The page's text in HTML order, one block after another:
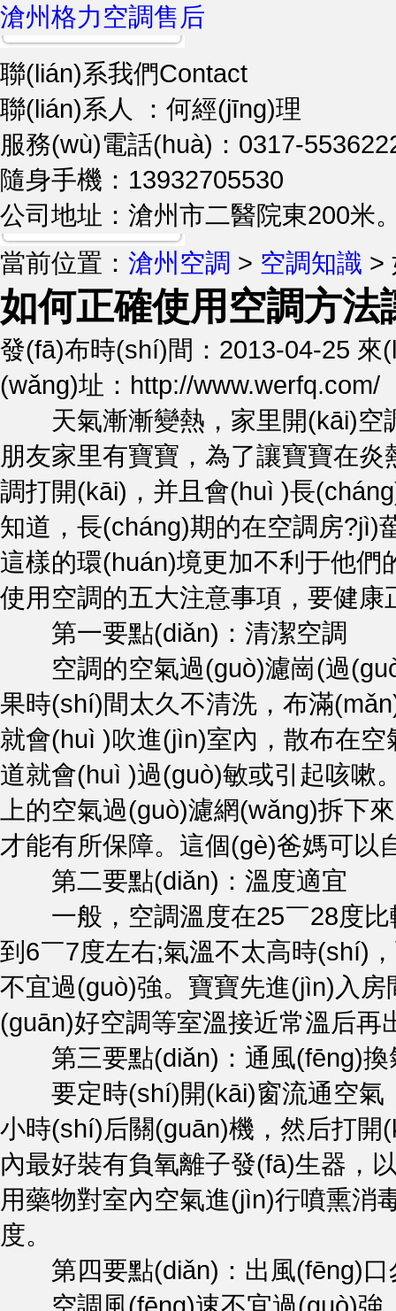
滄州格力空調售后
聯(lián)系我們Contact
聯(lián)系人 ：何經(jīng)理
服務(wù)電話(huà)：0317-
隨身手機：13932705530
公司地址：滄州市二醫院東200米
當前位置： 滄州空調 > 空調知識 >
如何正確使用空調方法
發(fā)布時(shí)間：2013-04-25 來
(wǎng)址：http://www.werfq.com/
天氣漸漸變熱，家里開(kāi)空調
朋友家里有寶寶，為了讓寶寶在炎
調打開(kāi)，并且會(huì )長
知道，長(cháng)期的在空調房
這樣的環(huán)境更加不利于他們的
使用空調的五大注意事項，要
第一要點(diǎn)：清潔空調
空調的空氣過(guò)濾崗(過(guò)
果時(shí)間太久不清洗，布滿
就會(huì )吹進(jìn)室內，散布在空氣
道就會(huì )過(guò)敏或引起咳嗽
上的空氣過(guò)濾網(wǎng)拆下
才能有所保障。這個(gè)爸媽可
第二要點(diǎn)：溫度適宜
一般，空調溫度在25￣28度比較
到6￣7度左右;氣溫不太高時(shí)
不宜過(guò)強。寶寶先進(jìn)
(guān)好空調等室溫接近常溫后再出
第三要點(diǎn)：通風(fēng)換
要定時(shí)開(kāi)窗流通空氣，
小時(shí)后關(guān)機，然后打開
內最好裝有負氧離子發(fā)生器
用藥物對室內空氣進(jìn)行噴熏消
度。
第四要點(diǎn)：出風(fēng)口